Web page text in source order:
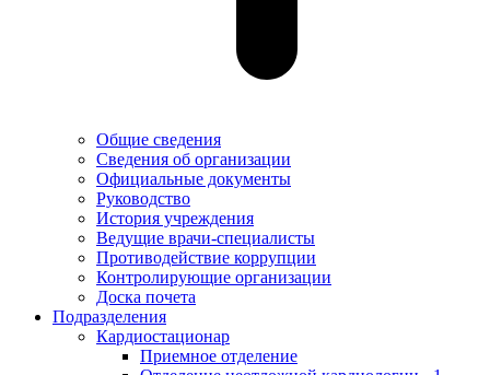
Общие сведения
Сведения об организации
Официальные документы
Руководство
История учреждения
Ведущие врачи-специалисты
Противодействие коррупции
Контролирующие организации
Доска почета
Подразделения
Кардиостационар
Приемное отделение